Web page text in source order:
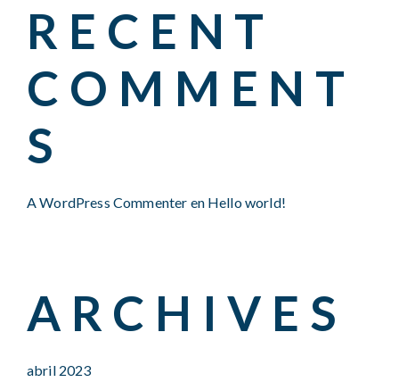
RECENT
COMMENT
S
A WordPress Commenter en Hello world!
ARCHIVES
abril 2023